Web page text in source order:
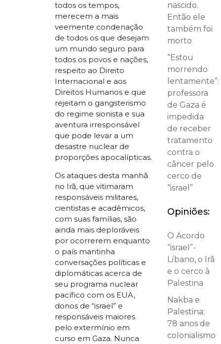
todos os tempos,
merecem a mais
veemente condenação
de todos os que desejam
um mundo seguro para
todos os povos e nações,
respeito ao Direito
Internacional e aos
Direitos Humanos e que
rejeitam o gangsterismo
do regime sionista e sua
aventura irresponsável
que pode levar a um
desastre nuclear de
proporções apocalípticas.
Os ataques desta manhã
no Irã, que vitimaram
responsáveis militares,
cientistas e acadêmicos,
com suas famílias, são
ainda mais deploráveis
por ocorrerem enquanto
o país mantinha
conversações políticas e
diplomáticas acerca de
seu programa nuclear
pacífico com os EUA,
donos de “israel” e
responsáveis maiores
pelo extermínio em
curso em Gaza. Nunca
nascido.
Então ele
também foi
morto
“Estou
morrendo
lentamente”:
professora
de Gaza é
impedida
de receber
tratamento
contra o
câncer pelo
cerco de
“israel”
Opiniões:
O Acordo
“israel”-
Líbano, o Irã
e o cerco à
Palestina
Nakba e
Palestina:
78 anos de
colonialismo